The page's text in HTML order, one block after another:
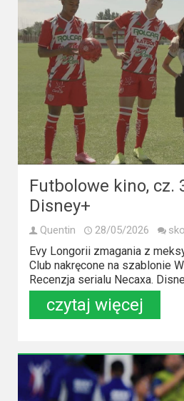
Futbolowe kino, cz.
Disney+
Quentin 28/05/2026
Evy Longorii zmagania z
Club nakręcone na szablonie
Recenzja serialu Necaxa.
czytaj więcej